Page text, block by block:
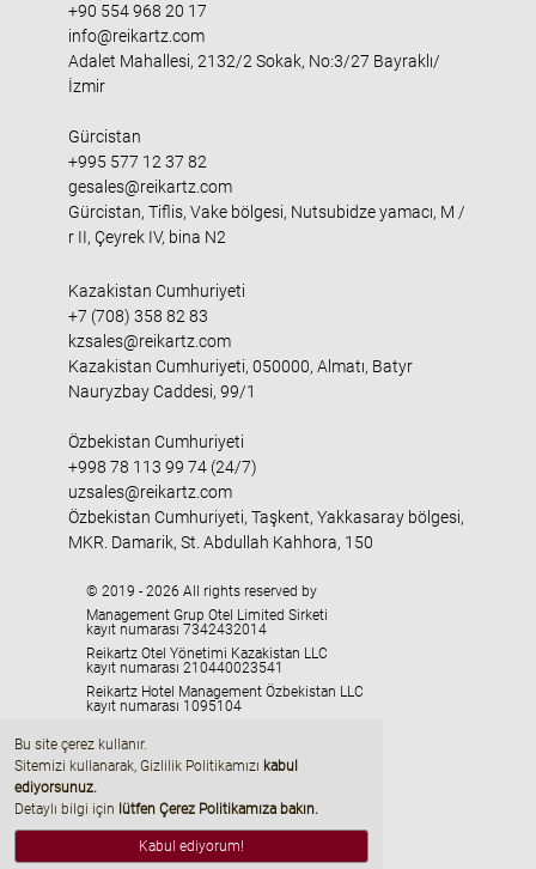
Bu site çerez kullanır.
Sitemizi kullanarak, Gizlilik Politikamızı kabul
ediyorsunuz.
Detaylı bilgi için lütfen Çerez Politikamıza bakın.
Kabul ediyorum!
+90 554 968 20 17
info@reikartz.com
Adalet Mahallesi, 2132/2 Sokak, No:3/27 Bayraklı/
İzmir
Gürcistan
+995 577 12 37 82
gesales@reikartz.com
Gürcistan, Tiflis, Vake bölgesi, Nutsubidze yamacı, M /
r II, Çeyrek IV, bina N2
Kazakistan Cumhuriyeti
+7 (708) 358 82 83
kzsales@reikartz.com
Kazakistan Cumhuriyeti, 050000, Almatı, Batyr
Nauryzbay Caddesi, 99/1
Özbekistan Cumhuriyeti
+998 78 113 99 74 (24/7)
uzsales@reikartz.com
Özbekistan Cumhuriyeti, Taşkent, Yakkasaray bölgesi,
MKR. Damarik, St. Abdullah Kahhora, 150
© 2019 - 2026 All rights reserved by
Management Grup Otel Limited Sirketi
kayıt numarası 7342432014
Reikartz Otel Yönetimi Kazakistan LLC
kayıt numarası 210440023541
Reikartz Hotel Management Özbekistan LLC
kayıt numarası 1095104
kayıt numarası 405329416